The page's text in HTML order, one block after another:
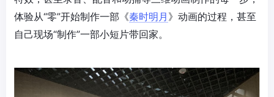
体验从“零”开始制作一部《秦时明月 》动画的过程，甚至
自己现场“制作”一部小短片带回家。